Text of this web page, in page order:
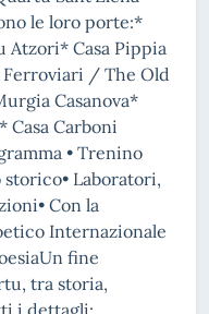
le loro porte:*
Atzori* Casa Pippia
/ The Old
Casanova*
Casa Carboni
• Trenino
Laboratori,
Con la
Internazionale
fine
tra storia,
i dettagli: